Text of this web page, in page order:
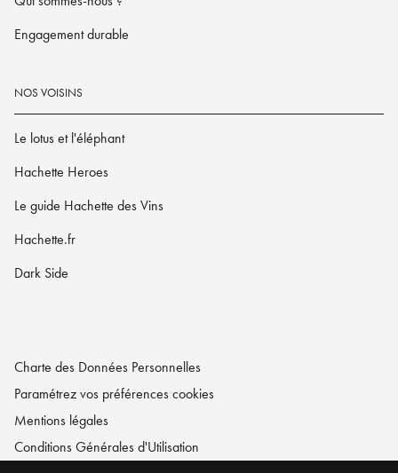
Engagement durable
NOS VOISINS
Le lotus et l'éléphant
Hachette Heroes
Le guide Hachette des Vins
Hachette.fr
Dark Side
Charte des Données Personnelles
Paramétrez vos préférences cookies
Mentions légales
Conditions Générales d'Utilisation